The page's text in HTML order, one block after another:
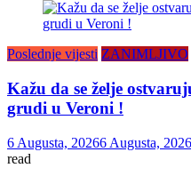
Poslednje vijesti ZANIMLJIVO
Kažu da se želje
grudi u Veroni !
6 Augusta, 20266 Augusta, 2026
read